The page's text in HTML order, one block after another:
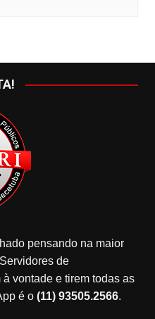
pensando na maior
de
vontade e tirem todas as
é o (11) 93505.2566.